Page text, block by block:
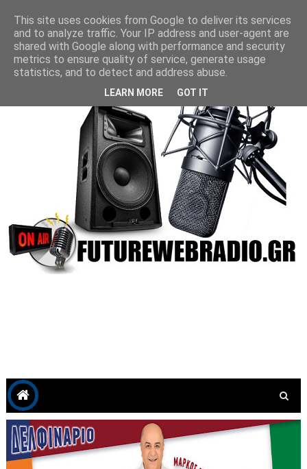
This site uses cookies from Google to deliver its services
and to analyze traffic. Your IP address and user-agent are
shared with Google along with performance and security
metrics to ensure quality of service, generate usage
statistics, and to detect and address abuse.
LEARN MORE GOT IT